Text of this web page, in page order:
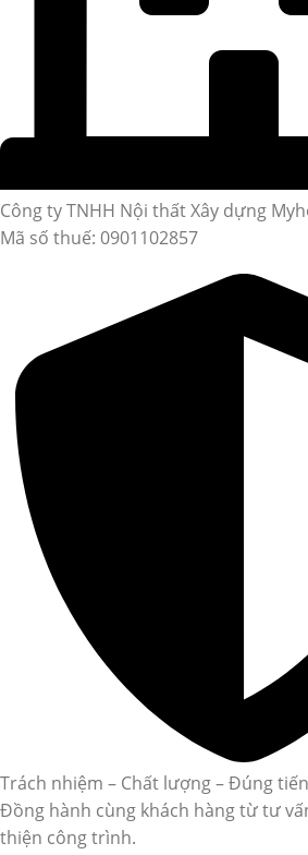
Công ty TNHH Nội thất Xây dựng
Mã số thuế: 0901102857
Trách nhiệm – Chất lượng – Đúng
Đồng hành cùng khách hàng từ tư
thiện công trình.